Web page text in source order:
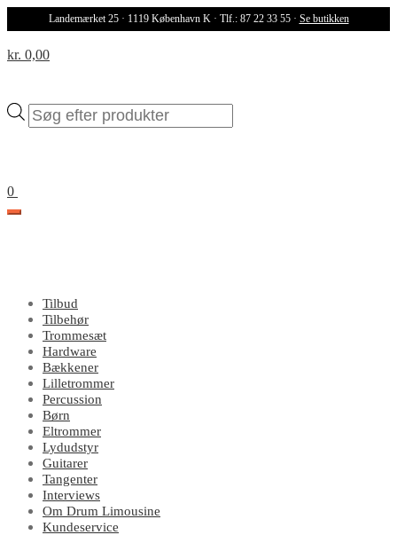
Landemærket 25 · 1119 København K · Tlf.: 87 22 33 55 · Se butikken
Products
search
kr. 0,00
0
Tilbud
Tilbehør
Trommesæt
Hardware
Bækkener
Lilletrommer
Percussion
Børn
Eltrommer
Lydudstyr
Guitarer
Tangenter
Interviews
Om Drum Limousine
Kundeservice